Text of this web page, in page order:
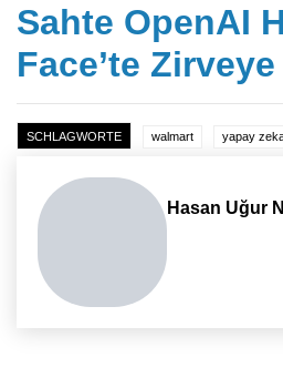
Sahte OpenAI
Face’te
SCHLAGWORTE walmart yapay
Hasan Uğur